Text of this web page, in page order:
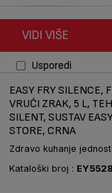
VIDI VIŠE
Usporedi
EASY FRY SILENCE,
VRUĆI ZRAK, 5 L,
SILENT, SUSTAV
STORE, CRNA
Zdravo kuhanje
Kataloški broj :